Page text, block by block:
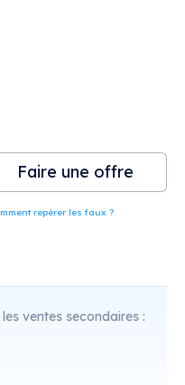
Faire une offre
repérer les faux ?
ventes secondaires :